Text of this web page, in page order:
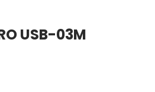
USB-03M